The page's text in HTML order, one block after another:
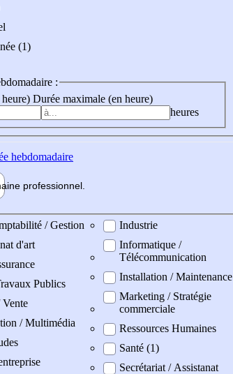
(1)
:
Durée maximale (en heure)
heures
hebdomadaire
professionnel
/ Gestion
d'art
Publics
Vente
/ Multimédia
Industrie
Informatique /
Télécommunication
Installation / Maintenance
Marketing / Stratégie
commerciale
Ressources Humaines
Santé (1)
Secrétariat / Assistanat